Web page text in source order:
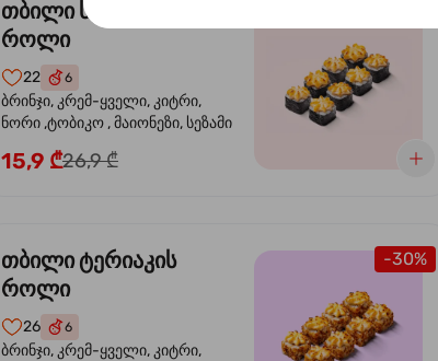
თბილი სიყვარული
როლი
22 6
ბრინჯი, კრემ-ყველი, კიტრი,
ნორი ,ტობიკო , მაიონეზი, სეზამი
15,9 ₾26,9 ₾
-30%
თბილი ტერიაკის
როლი
26 6
ბრინჯი, კრემ-ყველი, კიტრი,